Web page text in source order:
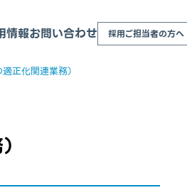
情報お問い合わせ 採用ご担当者の方へ
正化関連業務）